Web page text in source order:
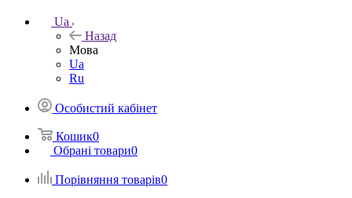
Ua
Назад
Мова
Ua
Ru
Особистий кабінет
Кошик0
Обрані товари0
Порівняння товарів0